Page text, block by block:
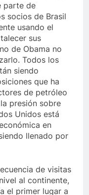
parte de
socios de Brasil
usando el
sus
de Obama no
Todos los
siendo
que ha
de petróleo
presión sobre
Unidos está
en
llenado por
de visitas
al continente,
el primer lugar a